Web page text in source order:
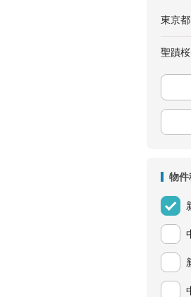
東京都
聖蹟
物件